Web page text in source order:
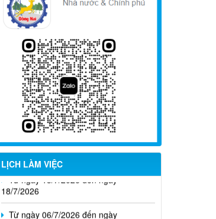
LỊCH LÀM VIỆC
Từ ngày 03/8/2026 đến ngày
09/8/2026
Từ ngày 27/7/2026 đến ngày
02/8/2026
Từ ngày 20/7/2026 đến ngày
26/7/2026
Từ ngày 13/7/2026 đến ngày
18/7/2026
Từ ngày 06/7/2026 đến ngày
12/7/2026